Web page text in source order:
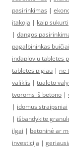
pasirinkimas |
įtakoja | kaip sukurti
| dangos
pagalbininkas buičiai
indaploviu tabletes
tabletes pigiau | ne
valiklis | tualeto
tvoroms iš betono |
| idomus straipsniai
| išbandykite
ilgai | betoninė ar
investicija |